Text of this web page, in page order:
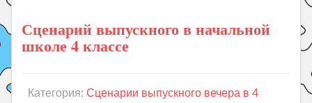
Сценарий выпускного в начальной
школе 4 классе
Категория:Сценарии выпускного вечера в 4